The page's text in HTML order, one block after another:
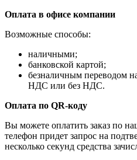
Оплата в офисе компании
Возможные способы:
наличными;
банковской картой;
безналичным переводом
НДС или без НДС.
Оплата по QR-коду
Вы можете оплатить заказ по
телефон придет запрос на
несколько секунд средства